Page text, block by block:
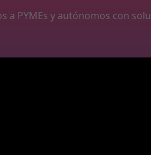
a PYMEs y autónomos con